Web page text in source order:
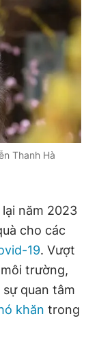
cáo
cáo
Chính sách bảo
Thanh Hà
lại năm 2023
cho các
19. Vượt
trường,
quan tâm
khăn trong